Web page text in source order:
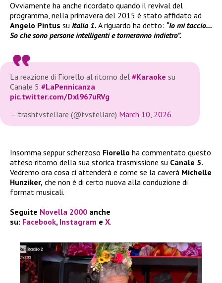
Ovviamente ha anche ricordato quando il revival del
programma, nella primavera del 2015 è stato affidato ad
Angelo Pintus su Italia 1. A riguardo ha detto: “Io mi taccio…
So che sono persone intelligenti e torneranno indietro”.
La reazione di Fiorello al ritorno del #Karaoke su
Canale 5 #LaPennicanza
pic.twitter.com/Dxl967uRVg
— trashtvstellare (@tvstellare) March 10, 2026
Insomma seppur scherzoso Fiorello ha commentato questo
atteso ritorno della sua storica trasmissione su Canale 5.
Vedremo ora cosa ci attenderà e come se la caverà Michelle
Hunziker, che non è di certo nuova alla conduzione di
format musicali.
Seguite Novella 2000 anche
su: Facebook, Instagram e X.